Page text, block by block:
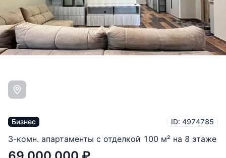
Бизнес ID: 4974785
3-комн. апартаменты с отделкой 100 м² на 8 этаже